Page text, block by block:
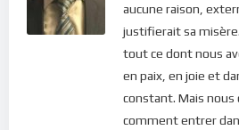
Aujourd’hui, le Christ te rappelle
a caché le ciel dans ton coeur. Tu es
n’attendent qu’à fleurir. Mais pour
choses de ce monde et renoncer à
égoïstes. En reconnaissant que tout
aucune raison,
justifierait sa
tout ce dont nous
en paix, en joie et
constant. Mais
comment entrer